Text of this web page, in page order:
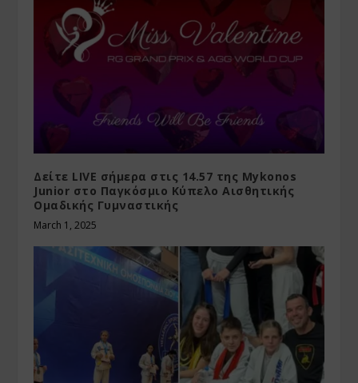
Δείτε LIVE σήμερα στις 14.57 της Mykonos
Junior στο Παγκόσμιο Κύπελο Αισθητικής
Ομαδικής Γυμναστικής
March 1, 2025